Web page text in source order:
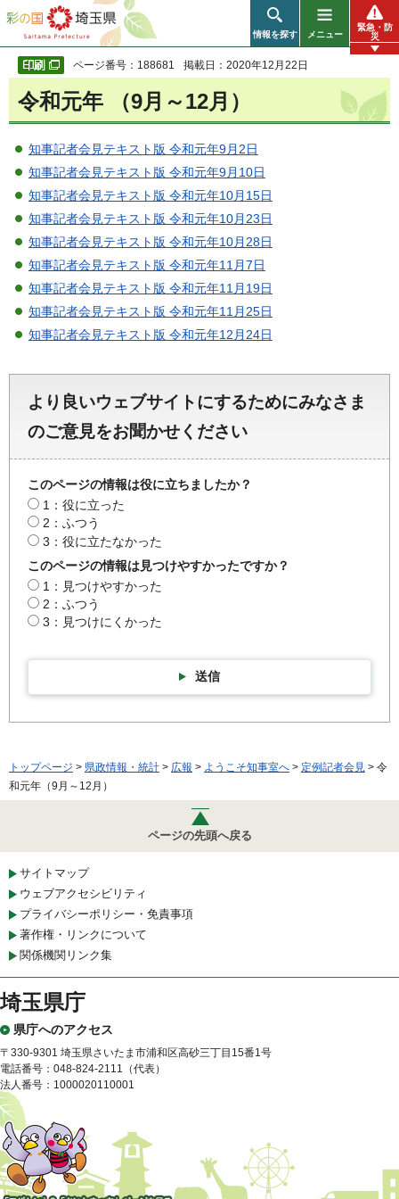
彩の国 埼玉県
情報を探す メニュー
緊急・防
災
ページ番号：188681 掲載日：2020年12月22日
令和元年 （9月～12月）
知事記者会見テキスト版 令和元年9月2日
知事記者会見テキスト版 令和元年9月10日
知事記者会見テキスト版 令和元年10月15日
知事記者会見テキスト版 令和元年10月23日
知事記者会見テキスト版 令和元年10月28日
知事記者会見テキスト版 令和元年11月7日
知事記者会見テキスト版 令和元年11月19日
知事記者会見テキスト版 令和元年11月25日
知事記者会見テキスト版 令和元年12月24日
より良いウェブサイトにするためにみなさま
のご意見をお聞かせください
このページの情報は役に立ちましたか？
1：役に立った
2：ふつう
3：役に立たなかった
このページの情報は見つけやすかったですか？
1：見つけやすかった
2：ふつう
3：見つけにくかった
送信
トップページ > 県政情報・統計 > 広報 > ようこそ知事室へ > 定例記者会見 > 令
和元年（9月～12月）
ページの先頭へ戻る
サイトマップ
ウェブアクセシビリティ
プライバシーポリシー・免責事項
著作権・リンクについて
関係機関リンク集
埼玉県庁
県庁へのアクセス
〒330-9301 埼玉県さいたま市浦和区高砂三丁目15番1号
電話番号：048-824-2111（代表）
法人番号：1000020110001